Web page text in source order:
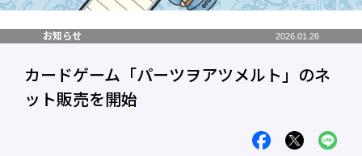
お知らせ 2026.01.26
カードゲーム「パーツヲアツメルト」のネ
ット販売を開始